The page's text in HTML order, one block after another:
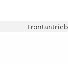
Frontantrieb